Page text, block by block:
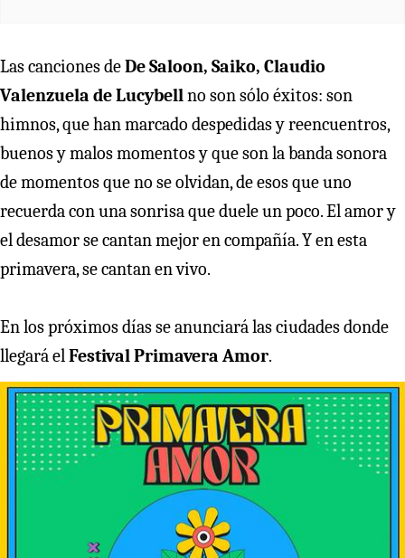
Las canciones deDe Saloon, Saiko, Claudio
Valenzuela de Lucybellno son sólo éxitos: son
himnos, que han marcado despedidas y reencuentros,
buenos y malos momentos y que son la banda sonora
de momentos que no se olvidan, de esos que uno
recuerda con una sonrisa que duele un poco. El amor y
el desamor se cantan mejor en compañía. Y en esta
primavera, se cantan en vivo.
En los próximos días se anunciará las ciudades donde
llegará elFestival Primavera Amor.